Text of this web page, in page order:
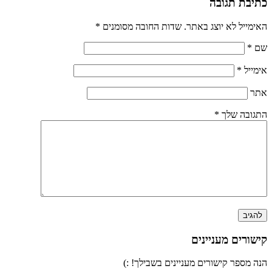
כתיבת תגובה
האימייל לא יוצג באתר. שדות החובה מסומנים *
שם *
אימייל *
אתר
התגובה שלך *
קישורים מעניינים
הנה מספר קישורים מעניינים בשבילך! :)